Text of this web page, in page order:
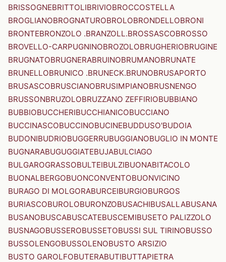
BRISSOGNEBRITTOLIBRIVIOBROCCOSTELLA
BROGLIANOBROGNATUROBROLOBRONDELLOBRONI
BRONTEBRONZOLO .BRANZOLL.BROSSASCOBROSSO
BROVELLO-CARPUGNINOBROZOLOBRUGHERIOBRUGINE
BRUGNATOBRUGNERABRUINOBRUMANOBRUNATE
BRUNELLOBRUNICO .BRUNECK.BRUNOBRUSAPORTO
BRUSASCOBRUSCIANOBRUSIMPIANOBRUSNENGO
BRUSSONBRUZOLOBRUZZANO ZEFFIRIOBUBBIANO
BUBBIOBUCCHERIBUCCHIANICOBUCCIANO
BUCCINASCOBUCCINOBUCINEBUDDUSO'BUDOIA
BUDONIBUDRIOBUGGERRUBUGGIANOBUGLIO IN MONTE
BUGNARABUGUGGIATEBUJABULCIAGO
BULGAROGRASSOBULTEIBULZIBUONABITACOLO
BUONALBERGOBUONCONVENTOBUONVICINO
BURAGO DI MOLGORABURCEIBURGIOBURGOS
BURIASCOBUROLOBURONZOBUSACHIBUSALLABUSANA
BUSANOBUSCABUSCATEBUSCEMIBUSETO PALIZZOLO
BUSNAGOBUSSEROBUSSETOBUSSI SUL TIRINOBUSSO
BUSSOLENGOBUSSOLENOBUSTO ARSIZIO
BUSTO GAROLFOBUTERABUTIBUTTAPIETRA